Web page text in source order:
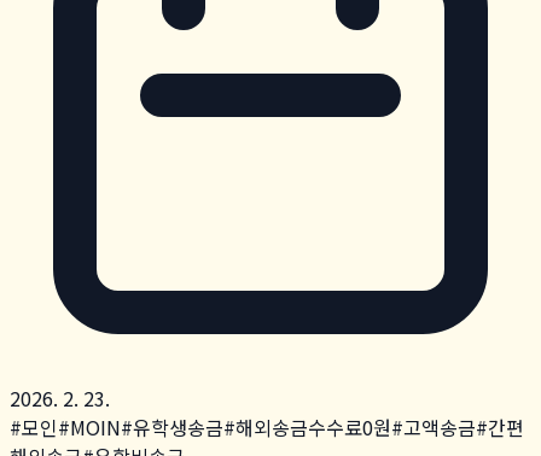
2026. 2. 23.
#모인#MOIN#유학생송금#해외송금수수료0원#고액송금#간편